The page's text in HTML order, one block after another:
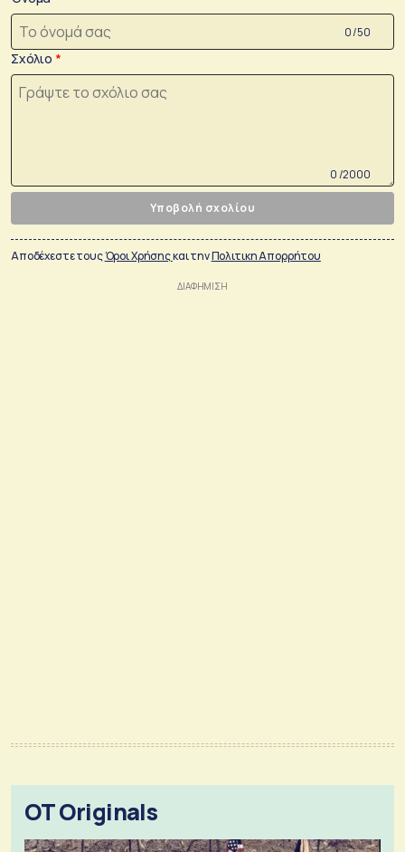
0 /50
Σχόλιο
0 /2000
Υποβολή σχολίου
Αποδέχεστε τουςΌροι Χρήσηςκαι τηνΠολιτικη Απορρήτου
OT Originals